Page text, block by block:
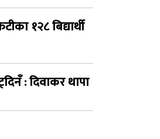
१२८ बिद्यार्थी
: दिवाकर थापा